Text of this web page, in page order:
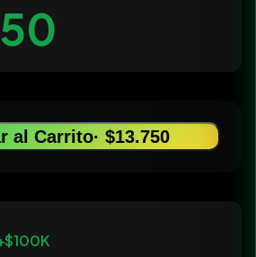
al Carrito· $13.750